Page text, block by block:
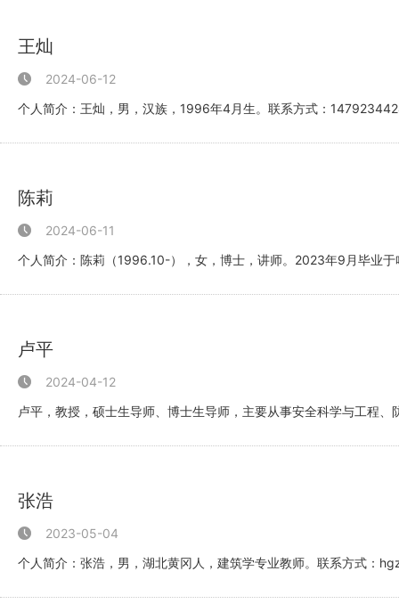
王灿
2024-06-12
个人简介：王灿，男，汉族，1996年4月生。联系方式：
陈莉
2024-06-11
个人简介：陈莉（1996.10-），女，博士，讲师。2023年9月毕业
卢平
2024-04-12
卢平，教授，硕士生导师、博士生导师，主要从事安全科学与工程
张浩
2023-05-04
个人简介：张浩，男，湖北黄冈人，建筑学专业教师。联系方式：